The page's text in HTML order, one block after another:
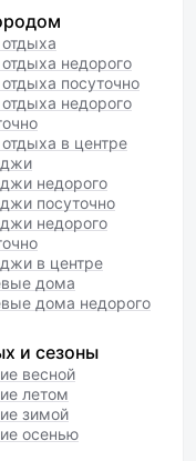
недорого
посуточно
недорого
в центре
недорого
посуточно
недорого
в центре
дома
дома недорого
и сезоны
весной
летом
зимой
осенью